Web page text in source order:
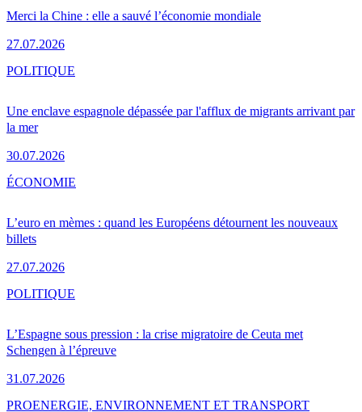
Merci la Chine : elle a sauvé l’économie mondiale
27.07.2026
Une enclave espagnole dépassée par l'afflux de migrants arrivant par
la mer
30.07.2026
POLITIQUE
L’euro en mèmes : quand les Européens détournent les nouveaux
billets
27.07.2026
ÉCONOMIE
L’Espagne sous pression : la crise migratoire de Ceuta met
Schengen à l’épreuve
31.07.2026
POLITIQUE
PROENERGIE, ENVIRONNEMENT ET TRANSPORT